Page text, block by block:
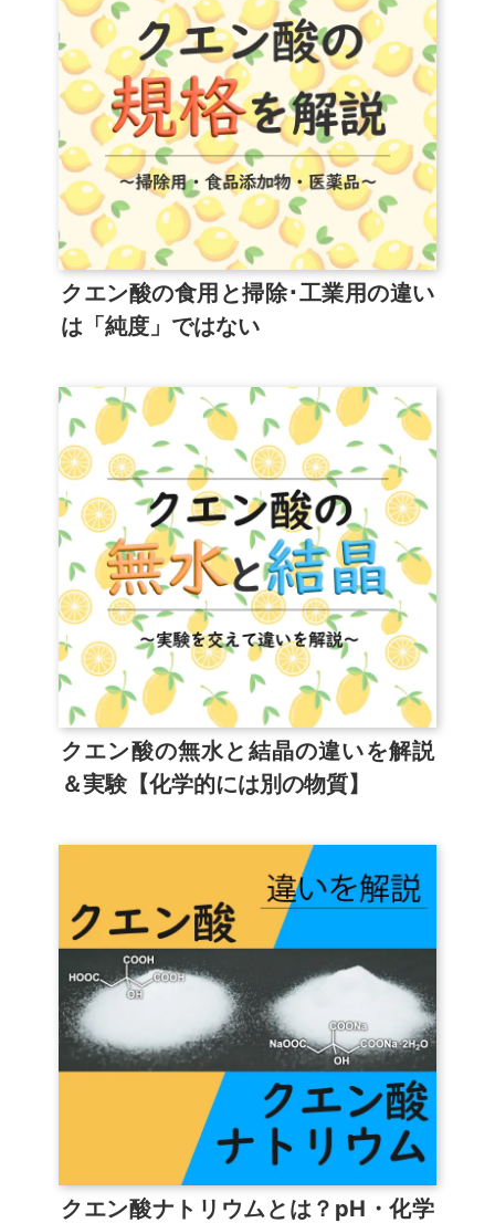
クエン酸の食用と掃除･工業用の違い
は「純度」ではない
クエン酸の無水と結晶の違いを解説
＆実験【化学的には別の物質】
クエン酸ナトリウムとは？pH・化学